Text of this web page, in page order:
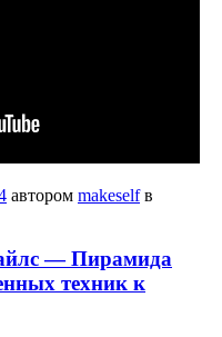
автором makeselfв
— Пирамида
техник к